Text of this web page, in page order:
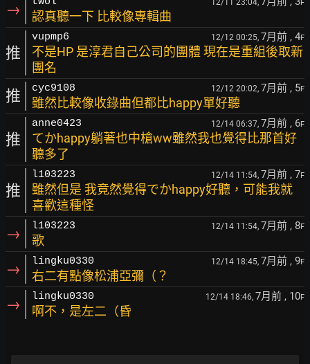
→ 12/11 23:04, F
認真聽一下 比較像專輯曲
推
vupmp6 12/12 00:25, 7月前 , 4F
不是HP 是淳君自己公司的團體 現在是重組後取新
團名
推 cyc9108 12/12 20:02, 7月前 , 5F
雖然比較像收錄曲但都比happy單好聽
推
anne0423 12/14 06:37, 7月前 , 6F
てかhappy躺著也中槍ww雖然我也覺得比那首好
聽多了
推
l103223 12/14 11:54, 7月前 , 7F
雖然但是 我竟然覺得でかhappy好聽，可能我就
喜歡這種怪
→ l103223 12/14 11:54, 7月前 , 8F
歌
→ lingku0330 12/14 18:45, 7月前 , 9F
右二有點像松浦亞彌（？
→ lingku0330 12/14 18:46, 7月前 , 10F
啊不，是左二（昏